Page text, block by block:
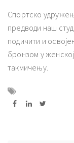
Спортско
предводи наш
подичити и
бронзом у
такмичењу.